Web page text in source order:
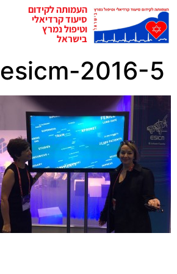
העמותה לקידום
סיעוד קרדיאלי
וטיפול נמרץ
בישראל
esicm-2016-5